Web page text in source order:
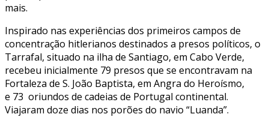
mais.
Inspirado nas experiências dos primeiros campos de
concentração hitlerianos destinados a presos políticos, o
Tarrafal, situado na ilha de Santiago, em Cabo Verde,
recebeu inicialmente 79 presos que se encontravam na
Fortaleza de S. João Baptista, em Angra do Heroísmo,
e 73 oriundos de cadeias de Portugal continental.
Viajaram doze dias nos porões do navio “Luanda”.